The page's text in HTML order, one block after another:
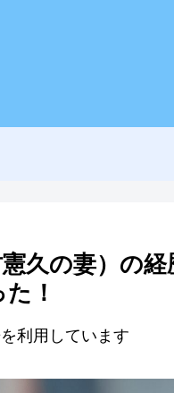
久の妻）の
！
利用しています